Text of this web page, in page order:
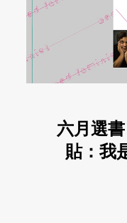
六月選
貼：我